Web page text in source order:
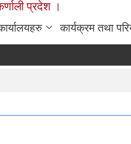
प्रदेश ।
कार्यक्रम तथा